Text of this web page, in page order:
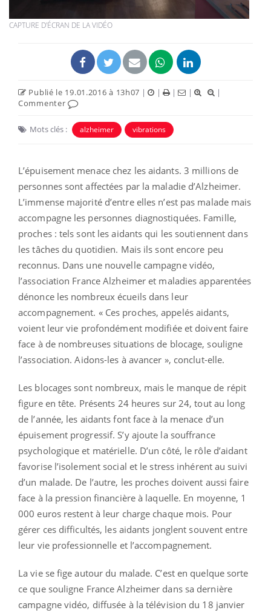
CAPTURE D'ÉCRAN DE LA VIDÉO
Publié le 19.01.2016 à 13h07 | | | |
|
Commenter
Mots clés : alzheimer vibrations
L’épuisement menace chez les aidants. 3 millions de
personnes sont affectées par la maladie d’Alzheimer.
L’immense majorité d’entre elles n’est pas malade mais
accompagne les personnes diagnostiquées. Famille,
proches : tels sont les aidants qui les soutiennent dans
les tâches du quotidien. Mais ils sont encore peu
reconnus. Dans une nouvelle campagne vidéo,
l’association France Alzheimer et maladies apparentées
dénonce les nombreux écueils dans leur
accompagnement. « Ces proches, appelés aidants,
voient leur vie profondément modifiée et doivent faire
face à de nombreuses situations de blocage, souligne
l’association. Aidons-les à avancer », conclut-elle.
Les blocages sont nombreux, mais le manque de répit
figure en tête. Présents 24 heures sur 24, tout au long
de l’année, les aidants font face à la menace d’un
épuisement progressif. S’y ajoute la souffrance
psychologique et matérielle. D’un côté, le rôle d’aidant
favorise l’isolement social et le stress inhérent au suivi
d’un malade. De l’autre, les proches doivent aussi faire
face à la pression financière à laquelle. En moyenne, 1
000 euros restent à leur charge chaque mois. Pour
gérer ces difficultés, les aidants jonglent souvent entre
leur vie professionnelle et l’accompagnement.
La vie se fige autour du malade. C’est en quelque sorte
ce que souligne France Alzheimer dans sa dernière
campagne vidéo, diffusée à la télévision du 18 janvier